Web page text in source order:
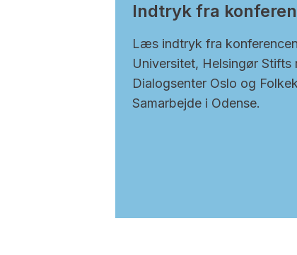
Indtryk fra
Læs indtryk fra
Universitet, Helsingør Stifts
Dialogsenter Oslo og
Samarbejde i Odense.